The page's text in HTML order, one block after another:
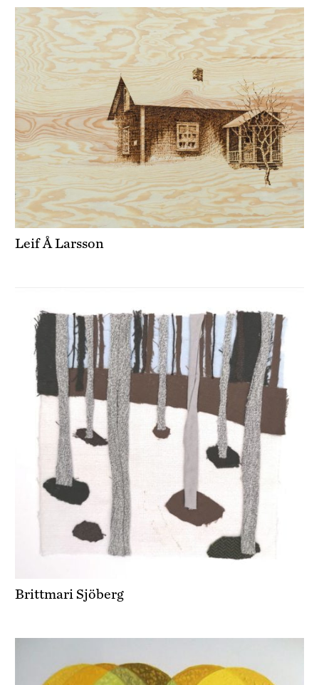
Leif Å Larsson
Brittmari Sjöberg